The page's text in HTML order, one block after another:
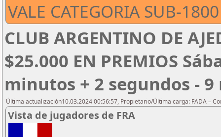
VALE CATEGORIA SUB-
CLUB ARGENTINO DE
$25.000 EN PREMIOS
minutos + 2 segundos - 9
Última actualización10.03.2024 00:56:57, Propietario/Última carga: FADA –
Vista de jugadores de FRA